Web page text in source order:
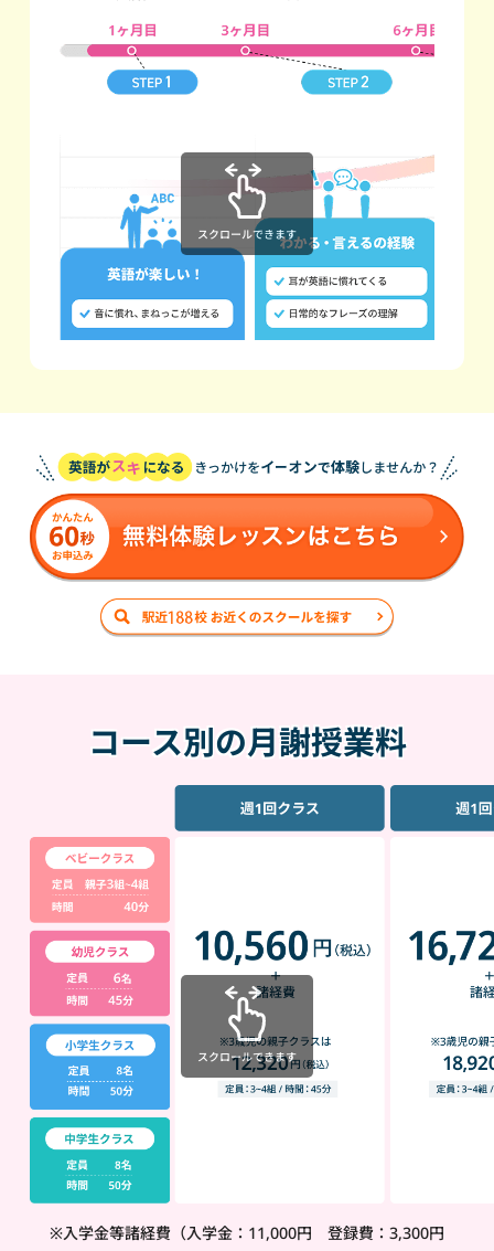
スクロールできます
コース別の月謝授業料
スクロールできます
※入学金等諸経費（入学金：11,000円 登録費：3,300円